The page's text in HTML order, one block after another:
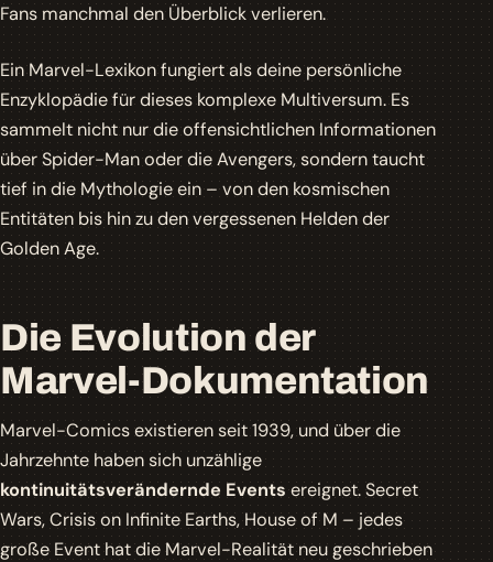
Fans manchmal den Überblick verlieren.
Ein Marvel-Lexikon fungiert als deine persönliche
Enzyklopädie für dieses komplexe Multiversum. Es
sammelt nicht nur die offensichtlichen Informationen
über Spider-Man oder die Avengers, sondern taucht
tief in die Mythologie ein – von den kosmischen
Entitäten bis hin zu den vergessenen Helden der
Golden Age.
Die Evolution der
Marvel-Dokumentation
Marvel-Comics existieren seit 1939, und über die
Jahrzehnte haben sich unzählige
kontinuitätsverändernde Eventsereignet. Secret
Wars, Crisis on Infinite Earths, House of M – jedes
große Event hat die Marvel-Realität neu geschrieben